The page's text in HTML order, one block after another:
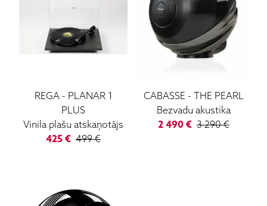
REGA- PLANAR 1
PLUS
Vinila plašu atskaņotājs
425 € 499€
CABASSE - THE PEARL
Bezvadu akustika
2 490€ 3 290€